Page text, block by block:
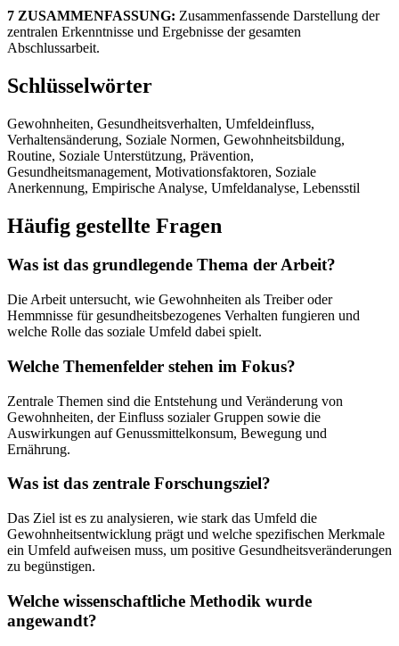
7 ZUSAMMENFASSUNG: Zusammenfassende Darstellung der
zentralen Erkenntnisse und Ergebnisse der gesamten
Abschlussarbeit.
Schlüsselwörter
Gewohnheiten, Gesundheitsverhalten, Umfeldeinfluss,
Verhaltensänderung, Soziale Normen, Gewohnheitsbildung,
Routine, Soziale Unterstützung, Prävention,
Gesundheitsmanagement, Motivationsfaktoren, Soziale
Anerkennung, Empirische Analyse, Umfeldanalyse, Lebensstil
Häufig gestellte Fragen
Was ist das grundlegende Thema der Arbeit?
Die Arbeit untersucht, wie Gewohnheiten als Treiber oder
Hemmnisse für gesundheitsbezogenes Verhalten fungieren und
welche Rolle das soziale Umfeld dabei spielt.
Welche Themenfelder stehen im Fokus?
Zentrale Themen sind die Entstehung und Veränderung von
Gewohnheiten, der Einfluss sozialer Gruppen sowie die
Auswirkungen auf Genussmittelkonsum, Bewegung und
Ernährung.
Was ist das zentrale Forschungsziel?
Das Ziel ist es zu analysieren, wie stark das Umfeld die
Gewohnheitsentwicklung prägt und welche spezifischen Merkmale
ein Umfeld aufweisen muss, um positive Gesundheitsveränderungen
zu begünstigen.
Welche wissenschaftliche Methodik wurde
angewandt?